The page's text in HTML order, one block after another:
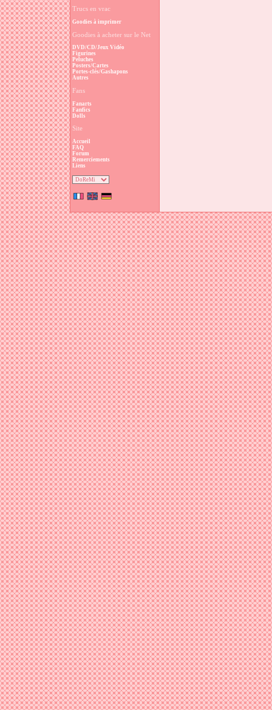
Trucs en vrac
Goodies à imprimer
Goodies à acheter sur le Net
DVD/CD/Jeux Vidéo
Figurines
Peluches
Posters/Cartes
Portes-clés/Gashapons
Autres
Fans
Fanarts
Fanfics
Dolls
Site
Accueil
FAQ
Forum
Remerciements
Liens